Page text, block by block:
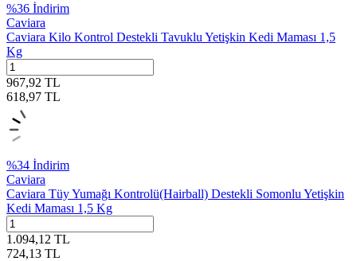
%36 İndirim
Caviara
Caviara Kilo Kontrol Destekli Tavuklu Yetişkin Kedi Maması 1,5
Kg
967,92 TL
618,97 TL
%34 İndirim
Caviara
Caviara Tüy Yumağı Kontrolü(Hairball) Destekli Somonlu Yetişkin
Kedi Maması 1,5 Kg
1.094,12 TL
724,13 TL